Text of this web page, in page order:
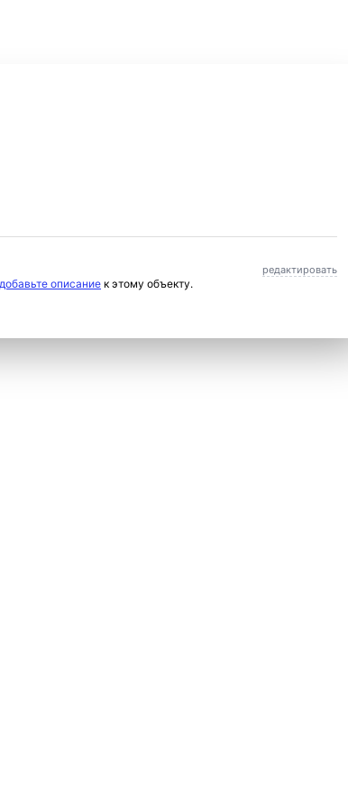
редактировать
добавьте описание к этому объекту.